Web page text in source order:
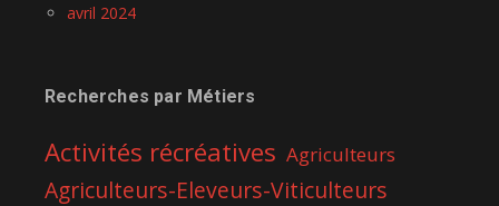
avril 2024
Recherches par Métiers
Activités récréatives Agriculteurs
Agriculteurs-Eleveurs-Viticulteurs